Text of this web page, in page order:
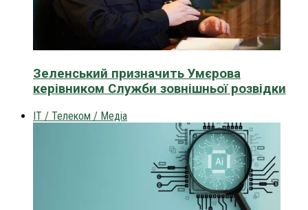
Зеленський призначить Умєрова
керівником Служби зовнішньої розвідки
IT / Телеком / Медіа